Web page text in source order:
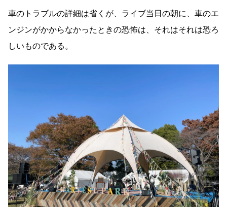
車のトラブルの詳細は省くが、ライブ当日の朝に、車のエ
ンジンがかからなかったときの恐怖は、それはそれは恐ろ
しいものである。